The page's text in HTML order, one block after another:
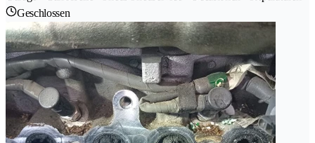
Geschlossen